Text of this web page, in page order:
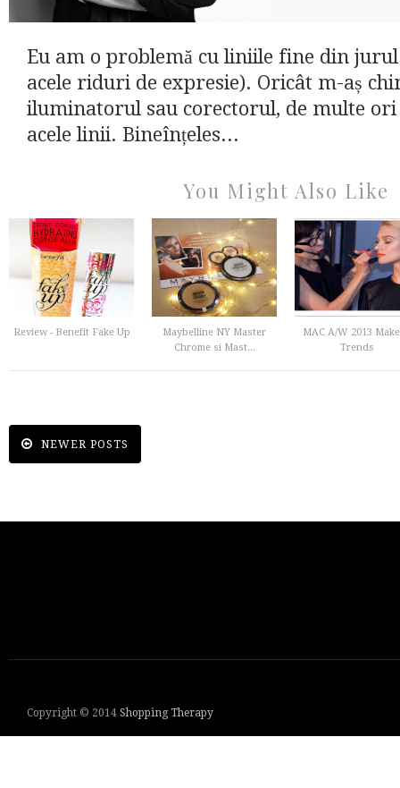
Eu am o problemă cu liniile fine din
acele riduri de expresie). Oricât m-aș
iluminatorul sau corectorul, de multe
acele linii. Bineînțeles...
You Might Also Like
Review - Benefit Fake Up
Maybelline NY Master
Chrome si Mast...
MAC A/W 2013
Trends
NEWER POSTS
Copyright © 2014 Shopping Therapy